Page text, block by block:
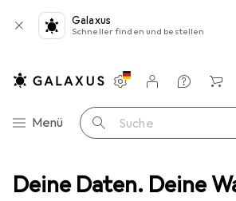
Deine Daten. Deine
Galaxus
Schneller finden und bestellen
Navigation nach Kategorien
Menü Suche
Einstellungen
Kundenkonto
Vergleichslisten
Merklisten
Warenkorb
Smartphone Schutzfolie Dipos